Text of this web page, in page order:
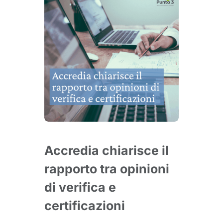
Accredia chiarisce il
rapporto tra opinioni
di verifica e
certificazioni